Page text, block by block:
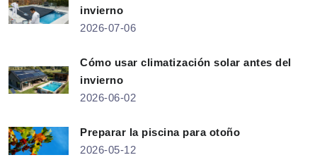
invierno
2026-07-06
Cómo usar climatización solar antes del
invierno
2026-06-02
Preparar la piscina para otoño
2026-05-12